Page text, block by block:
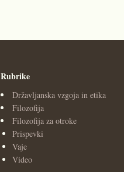
Rubrike
Državljanska vzgoja in etika
Filozofija
Filozofija za otroke
Prispevki
Vaje
Video